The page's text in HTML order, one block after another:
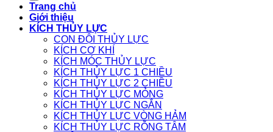
Trang chủ
Giới thiệu
KÍCH THỦY LỰC
CON ĐỘI THỦY LỰC
KÍCH CƠ KHÍ
KÍCH MÓC THỦY LỰC
KÍCH THỦY LỰC 1 CHIỀU
KÍCH THỦY LỰC 2 CHIỀU
KÍCH THỦY LỰC MỎNG
KÍCH THỦY LỰC NGẮN
KÍCH THỦY LỰC VÒNG HẢM
KÍCH THỦY LỰC RỖNG TÂM